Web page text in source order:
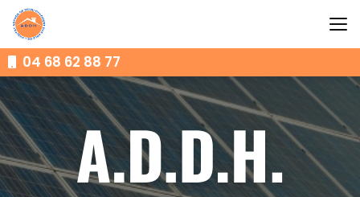
Aller
au
contenu
principal04 68 62 88 77